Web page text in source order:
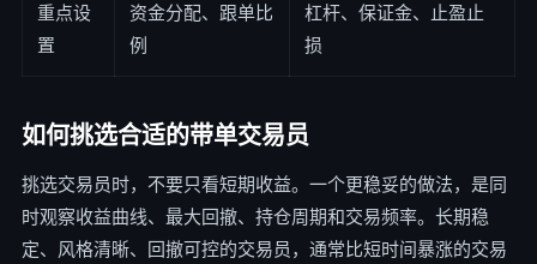
重点设
置
资金分配、跟单比
例
杠杆、保证金、止盈止
损
如何挑选合适的带单交易员
挑选交易员时，不要只看短期收益。一个更稳妥的做法，是同
时观察收益曲线、最大回撤、持仓周期和交易频率。长期稳
定、风格清晰、回撤可控的交易员，通常比短时间暴涨的交易